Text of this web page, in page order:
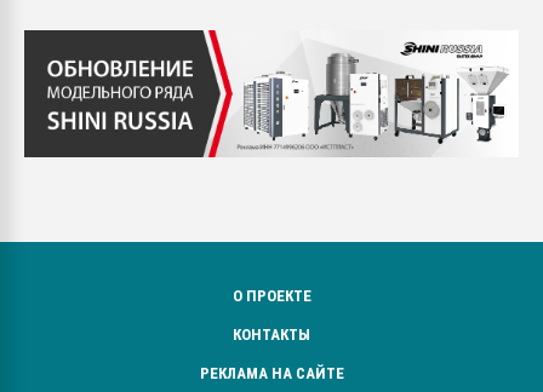
О ПРОЕКТЕ
КОНТАКТЫ
РЕКЛАМА НА САЙТЕ